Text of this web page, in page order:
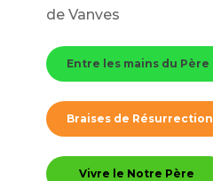
de Vanves
Entre les mains du Père
Braises de Résurrection
Vivre le Notre Père